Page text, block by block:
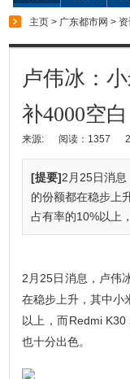
主页 > 广东都市网 >
卢伟冰：
补4000空白
来源: 阅读：1357
[提要]2月25日消
的份额都在稳步上
占有率的10%以上
2月25日消息，卢伟
在稳步上升，其中小
以上，而Redmi
也十分出色。